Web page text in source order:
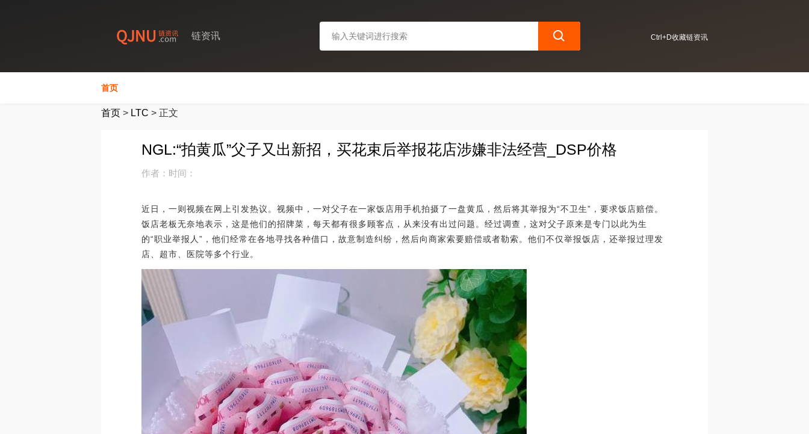
链资讯 Ctrl+D收藏链资讯
首页
首页 > LTC > 正文
NGL:“拍黄瓜”父子又出新招，买花束后举报花店涉嫌非法经营_DSP价格
作者： 时间：
近日，一则视频在网上引发热议。视频中，一对父子在一家饭店用手机拍摄了一盘黄瓜，然后将其举报为“不卫生”，要求饭店赔偿。
饭店老板无奈地表示，这是他们的招牌菜，每天都有很多顾客点，从来没有出过问题。经过调查，这对父子原来是专门以此为生
的“职业举报人”，他们经常在各地寻找各种借口，故意制造纠纷，然后向商家索要赔偿或者勒索。他们不仅举报饭店，还举报过理发
店、超市、医院等多个行业。